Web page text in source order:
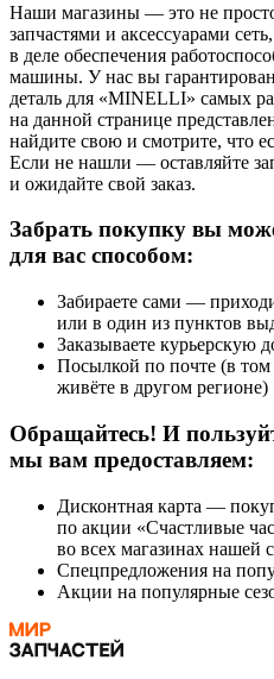
Наши магазины — это не
запчастями и аксессуарами
в деле обеспечения
машины. У нас вы
деталь для «MINELLI» самых
на данной странице
найдите свою и смотрите, что
Если не нашли — оставляйте
и ожидайте свой заказ.
Забрать покупку вы
для вас способом:
Забираете сами —
или в один из пунктов
Заказываете курьерскую
Посылкой по почте (в
живёте в другом регионе)
Обращайтесь! И
мы вам предоставляем:
Дисконтная карта —
по акции «Счастливые
во всех магазинах нашей
Спецпредложения на
Акции на популярные